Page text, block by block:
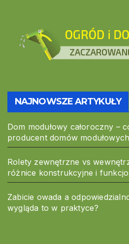
NAJNOWSZE ARTYKUŁY
Dom modułowy całoroczny –
producent domów
Rolety zewnętrzne vs
różnice konstrukcyjne i
Zabicie owada a
wygląda to w praktyce?